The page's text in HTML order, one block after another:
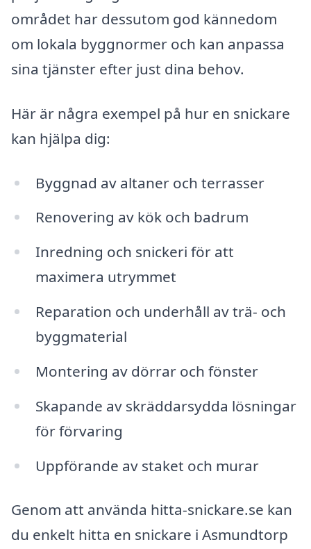
området har dessutom god kännedom
om lokala byggnormer och kan anpassa
sina tjänster efter just dina behov.
Här är några exempel på hur en snickare
kan hjälpa dig:
Byggnad av altaner och terrasser
Renovering av kök och badrum
Inredning och snickeri för att
maximera utrymmet
Reparation och underhåll av trä- och
byggmaterial
Montering av dörrar och fönster
Skapande av skräddarsydda lösningar
för förvaring
Uppförande av staket och murar
Genom att använda hitta-snickare.se kan
du enkelt hitta en snickare i Asmundtorp